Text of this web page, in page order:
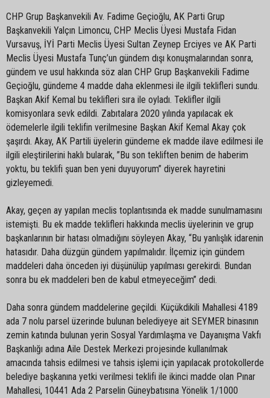
CHP Grup Başkanvekili Av. Fadime Geçioğlu, AK Parti Grup
Başkanvekili Yalçın Limoncu, CHP Meclis Üyesi Mustafa Fidan
Vursavuş, İYİ Parti Meclis Üyesi Sultan Zeynep Erciyes ve AK Parti
Meclis Üyesi Mustafa Tunç’un gündem dışı konuşmalarından sonra,
gündem ve usul hakkında söz alan CHP Grup Başkanvekili Fadime
Geçioğlu, gündeme 4 madde daha eklenmesi ile ilgili teklifleri sundu.
Başkan Akif Kemal bu teklifleri sıra ile oyladı. Teklifler ilgili
komisyonlara sevk edildi. Zabıtalara 2020 yılında yapılacak ek
ödemelerle ilgili teklifin verilmesine Başkan Akif Kemal Akay çok
şaşırdı. Akay, AK Partili üyelerin gündeme ek madde ilave edilmesi ile
ilgili eleştirilerini haklı bularak, ”Bu son tekliften benim de haberim
yoktu, bu teklifi şuan ben yeni duyuyorum” diyerek hayretini
gizleyemedi.
Akay, geçen ay yapılan meclis toplantısında ek madde sunulmamasını
istemişti. Bu ek madde teklifleri hakkında meclis üyelerinin ve grup
başkanlarının bir hatası olmadığını söyleyen Akay, “Bu yanlışlık idarenin
hatasıdır. Daha düzgün gündem yapılmalıdır. İlçemiz için gündem
maddeleri daha önceden iyi düşünülüp yapılması gerekirdi. Bundan
sonra bu ek maddeleri ben de kabul etmeyeceğim” dedi.
Daha sonra gündem maddelerine geçildi. Küçükdikili Mahallesi 4189
ada 7 nolu parsel üzerinde bulunan belediyeye ait SEYMER binasının
zemin katında bulunan yerin Sosyal Yardımlaşma ve Dayanışma Vakfı
Başkanlığı adına Aile Destek Merkezi projesinde kullanılmak
amacında tahsis edilmesi ve tahsis işlemi için yapılacak protokollerde
belediye başkanına yetki verilmesi teklifi ile ikinci madde olan Pınar
Mahallesi, 10441 Ada 2 Parselin Güneybatısına Yönelik 1/1000